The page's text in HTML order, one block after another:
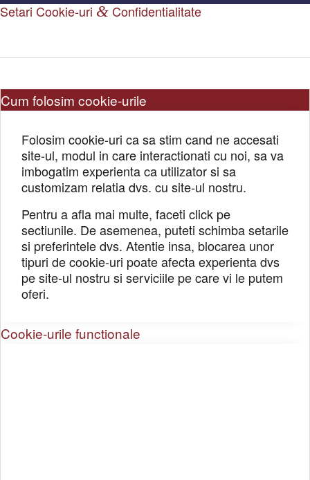
Setari Cookie-uri & Confidentialitate
Cum folosim cookie-urile
Folosim cookie-uri ca sa stim cand ne accesati
site-ul, modul in care interactionati cu noi, sa va
imbogatim experienta ca utilizator si sa
customizam relatia dvs. cu site-ul nostru.
Pentru a afla mai multe, faceti click pe
sectiunile. De asemenea, puteti schimba setarile
si preferintele dvs. Atentie insa, blocarea unor
tipuri de cookie-uri poate afecta experienta dvs
pe site-ul nostru si serviciile pe care vi le putem
oferi.
Cookie-urile functionale